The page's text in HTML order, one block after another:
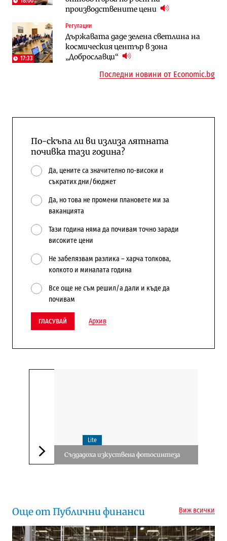
производствените цени
17:33
Регулации
Държавата даде зелена светлина на
космическия център в зона
„Доброславци“
Последни дни с обозначаване на цените
в лева: Какво предстои?
А1 отново е лидер при технологичните
компании и системните интегратори
Последни новини от Economic.bg
По-скъпа ли ви излиза лятната
почивка тази година?
Да, цените са значително по-високи и
съкратих дни/бюджет
Да, но това не промени плановете ми за
ваканцията
Тази година няма да почивам точно заради
високите цени
Не забелязвам разлика – харча толкова,
колкото и миналата година
Все още не съм решил/а дали и къде да
почивам
ГЛАСУВАЙ Архив
Следваща новина
Lite
Създадоха изкуствена фотосинтеза
Още от Публични финанси Виж всички